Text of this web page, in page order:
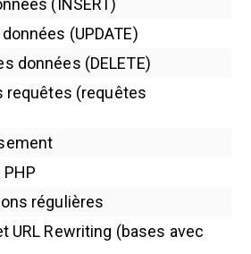
(INSERT)
(UPDATE)
données (DELETE)
requêtes (requêtes
régulières
URL Rewriting (bases avec